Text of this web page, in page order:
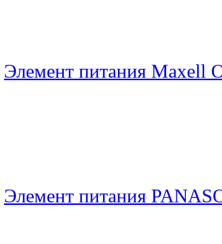
Элемент питания Maxell
Элемент питания